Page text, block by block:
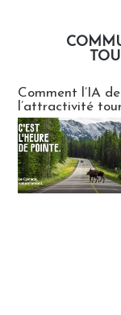
Comment l’IA
l’attractivité